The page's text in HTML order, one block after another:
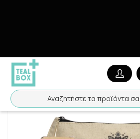
Αναζητήστε τα προϊόντα